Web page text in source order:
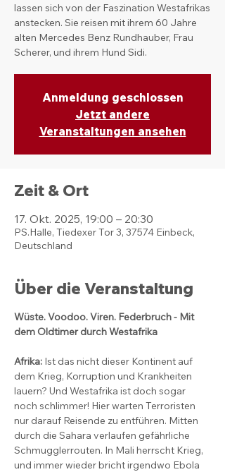
lassen sich von der Faszination Westafrikas
anstecken. Sie reisen mit ihrem 60 Jahre
alten Mercedes Benz Rundhauber, Frau
Scherer, und ihrem Hund Sidi.
Anmeldung geschlossen
Jetzt andere
Veranstaltungen ansehen
Zeit & Ort
17. Okt. 2025, 19:00 – 20:30
PS.Halle, Tiedexer Tor 3, 37574 Einbeck,
Deutschland
Über die Veranstaltung
Wüste. Voodoo. Viren. Federbruch - Mit
dem Oldtimer durch Westafrika
Afrika: Ist das nicht dieser Kontinent auf
dem Krieg, Korruption und Krankheiten
lauern? Und Westafrika ist doch sogar
noch schlimmer! Hier warten Terroristen
nur darauf Reisende zu entführen. Mitten
durch die Sahara verlaufen gefährliche
Schmugglerrouten. In Mali herrscht Krieg,
und immer wieder bricht irgendwo Ebola